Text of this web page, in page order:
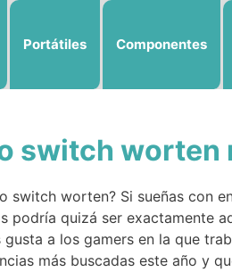
Portátiles Componentes
switch worten
switch worten? Si sueñas con
podría quizá ser exactamente
a los gamers en la que
más buscadas este año y